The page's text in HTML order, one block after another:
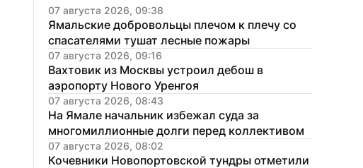
07 августа 2026, 09:38
Ямальские добровольцы плечом к плечу со
спасателями тушат лесные пожары
07 августа 2026, 09:16
Вахтовик из Москвы устроил дебош в
аэропорту Нового Уренгоя
07 августа 2026, 08:43
На Ямале начальник избежал суда за
многомиллионные долги перед коллективом
07 августа 2026, 08:02
Кочевники Новопортовской тундры отметили